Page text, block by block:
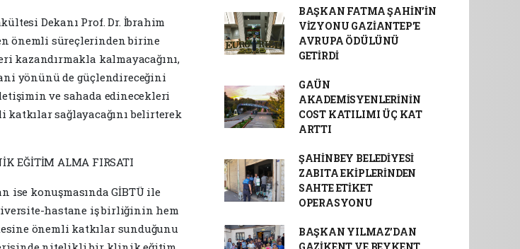
Dekanı Prof. Dr. İbrahim
önemli süreçlerinden birine
kazandırmakla kalmayacağını,
yönünü de güçlendireceğini
ve sahada edinecekleri
sağlayacağını belirterek
EĞİTİM ALMA FIRSATI
ise konuşmasında GİBTÜ ile
hastane iş birliğinin hem
önemli katkılar sunduğunu
BAŞKAN FATMA ŞAHİN’İN
VİZYONU GAZİANTEP’E
AVRUPA ÖDÜLÜNÜ
GETİRDİ
GAÜN
AKADEMİSYENLERİNİN
COST KATILIMI ÜÇ KAT
ARTTI
ŞAHİNBEY BELEDİYESİ
ZABITA EKİPLERİNDEN
SAHTE ETİKET
OPERASYONU
BAŞKAN YILMAZ’DAN